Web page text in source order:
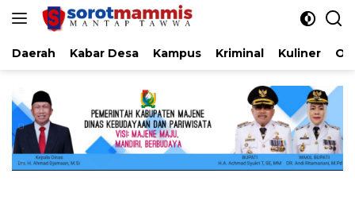
Langsung
Daerah Kabar Desa Kampus Kriminal Kuliner